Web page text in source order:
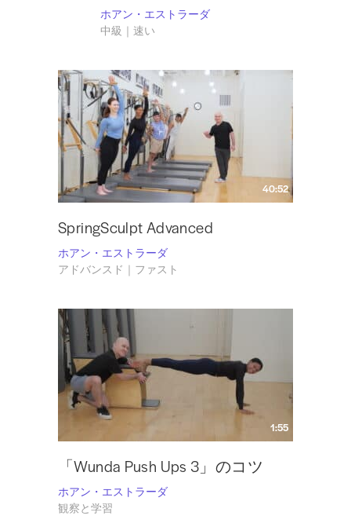
ホアン・エストラーダ
中級｜速い
40:52
SpringSculpt Advanced
ホアン・エストラーダ
アドバンスド｜ファスト
1:55
「Wunda Push Ups 3」のコツ
ホアン・エストラーダ
観察と学習